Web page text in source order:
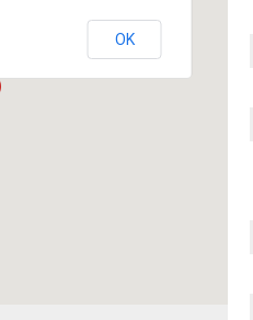
OK